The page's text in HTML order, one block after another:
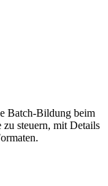
Batch-Bildung beim
steuern, mit Details